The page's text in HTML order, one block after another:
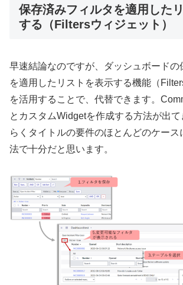
保存済みフィルタを適用した
する（Filtersウィジェット）
早速結論なのですが、ダッシュボードの
を適用したリストを表示する機能（
を活用することで、代替できます。
とカスタムWidgetを作成する方法が出
らくタイトルの要件のほとんどのケー
法で十分だと思います。